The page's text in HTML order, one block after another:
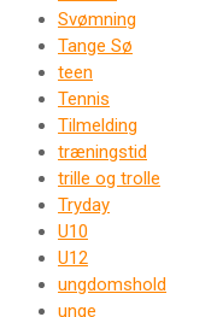
Svømning
Tange Sø
teen
Tennis
Tilmelding
træningstid
trille og trolle
Tryday
U10
U12
ungdomshold
unge